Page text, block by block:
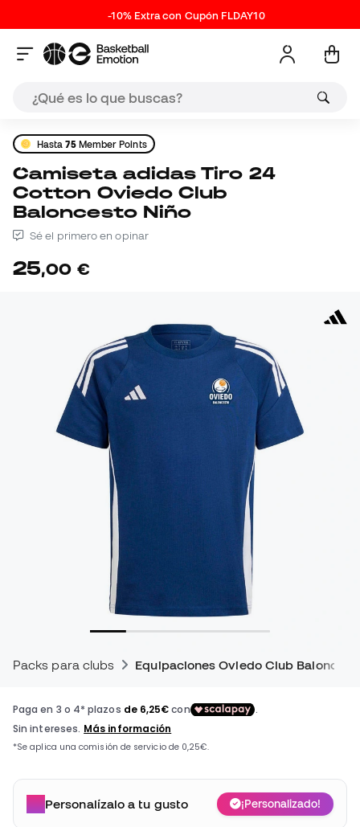
-10% Extra con Cupón FLDAY10
Hasta75Member Points
Camiseta adidas Tiro 24
Cotton Oviedo Club
Baloncesto Niño
Sé el primero en opinar
25,00 €
Packs para clubs Equipaciones Oviedo Club
Personalízalo a tu gusto ¡Personalizado!